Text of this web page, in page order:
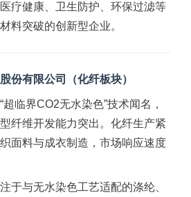
疗健康、卫生防护、环保过滤等
料突破的创新型企业。
份有限公司（化纤板块）
超临界CO2无水染色”技术闻名，
纤维开发能力突出。化纤生产紧
面料与成衣制造，市场响应速度
于与无水染色工艺适配的涤纶、